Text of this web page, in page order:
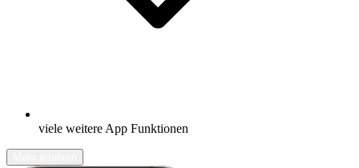
viele weitere App Funktionen